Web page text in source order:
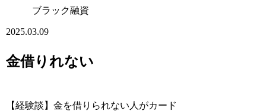
ブラック融資
2025.03.09
金借りれない
【経験談】金を借りられない人がカード